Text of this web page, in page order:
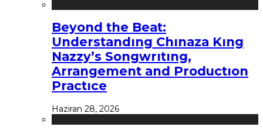
Beyond the Beat:
Understandıng Chınaza Kıng
Nazzy’s Songwrıtıng,
Arrangement and Productıon
Practıce
Haziran 28, 2026